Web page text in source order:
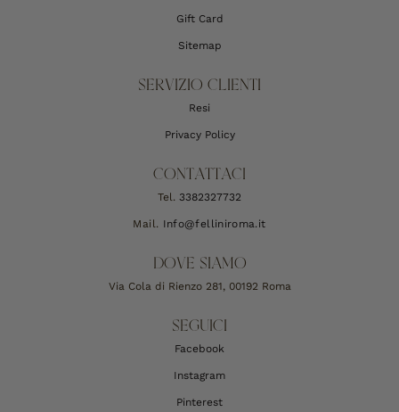
Gift Card
Sitemap
SERVIZIO CLIENTI
Resi
Privacy Policy
CONTATTACI
Tel. 3382327732
Mail. Info@felliniroma.it
DOVE SIAMO
Via Cola di Rienzo 281, 00192 Roma
SEGUICI
Facebook
Instagram
Pinterest